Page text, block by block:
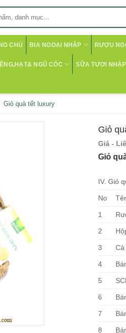
CHỦ BIA NGOẠI NHẬP RƯỢU
NGŨ CỐC SỮA TƯƠI
Giỏ quà tết luxury
Giỏ
Giá -
Giỏ
IV. Giỏ
No
1
2
3
4
5
6
7
8